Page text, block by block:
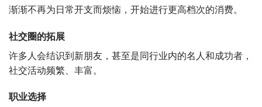
渐渐不再为日常开支而烦恼，开始进行更高档次的消费。
社交圈的拓展
许多人会结识到新朋友，甚至是同行业内的名人和成功者，
社交活动频繁、丰富。
职业选择